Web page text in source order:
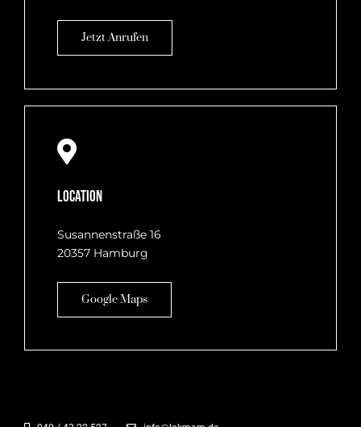
Jetzt Anrufen
Location
Susannenstraße 16
20357 Hamburg
Google Maps